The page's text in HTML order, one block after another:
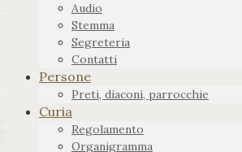
Audio
Stemma
Segreteria
Contatti
Persone
Preti, diaconi, parrocchie
Curia
Regolamento
Organigramma